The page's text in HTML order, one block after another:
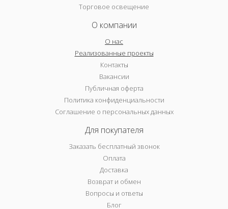
Торговое освещение
О компании
О нас
Реализованные проекты
Контакты
Вакансии
Публичная оферта
Политика конфиденциальности
Соглашение о персональных данных
Для покупателя
Заказать бесплатный звонок
Оплата
Доставка
Возврат и обмен
Вопросы и ответы
Блог